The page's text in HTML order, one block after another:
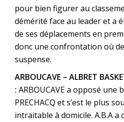
pour bien figurer au
démérité face au leader et a
de ses déplacements en
donc une confrontation où
suspense.
ARBOUCAVE – ALBRET
: ARBOUCAVE a opposé une
PRECHACQ et s’est le plus
intraitable à domicile. A.B.A a